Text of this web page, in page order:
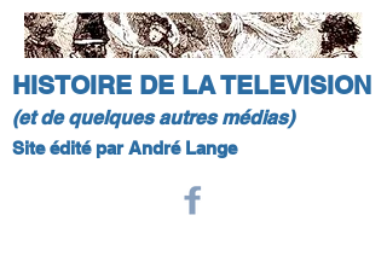
HISTOIRE DE LA TELEVISION
(et de quelques autres médias)
Site édité par André Lange